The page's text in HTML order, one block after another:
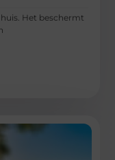
Het beschermt